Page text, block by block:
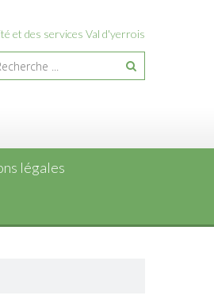
et des services Val d'yerrois
légales